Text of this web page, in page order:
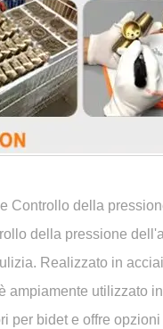
Controllo della
della pressione
Realizzato in
utilizzato
per bidet e offre